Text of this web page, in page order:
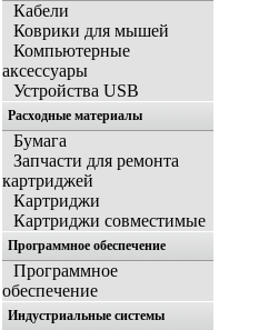
Кабели
Коврики для мышей
Компьютерные
аксессуары
Устройства USB
Расходные материалы
Бумага
Запчасти для ремонта
картриджей
Картриджи
Картриджи совместимые
Программное обеспечение
Программное
обеспечение
Индустриальные системы